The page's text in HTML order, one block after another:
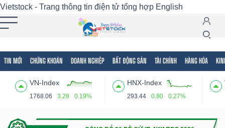
Vietstock - Trang thông tin điện tử tổng hợp English
TIN MỚI CHỨNG KHOÁN DOANH NGHIỆP BẤT ĐỘNG SẢN TÀI CHÍNH HÀNG HÓA
VN-Index
1768.06 3.28 0.19%
HNX-Index
293.44 0.80 0.27%
Tất cả Tính năng Ngành Mã chứng khoán
Tính
(-)